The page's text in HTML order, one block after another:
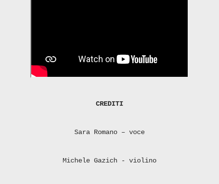
CREDITI
Sara Romano – voce
Michele Gazich - violino